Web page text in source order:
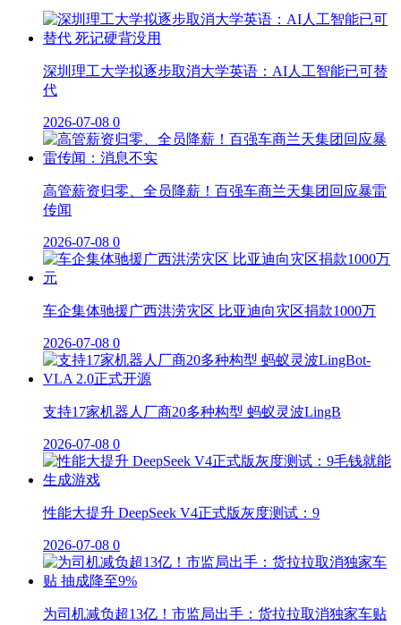
深圳理工大学拟逐步取消大学英语：AI人工智能已可替
代
2026-07-08 0
高管薪资归零、全员降薪！百强车商兰天集团回应暴雷
传闻
2026-07-08 0
车企集体驰援广西洪涝灾区 比亚迪向灾区捐款1000万
2026-07-08 0
支持17家机器人厂商20多种构型 蚂蚁灵波LingB
2026-07-08 0
性能大提升 DeepSeek V4正式版灰度测试：9
2026-07-08 0
为司机减负超13亿！市监局出手：货拉拉取消独家车贴